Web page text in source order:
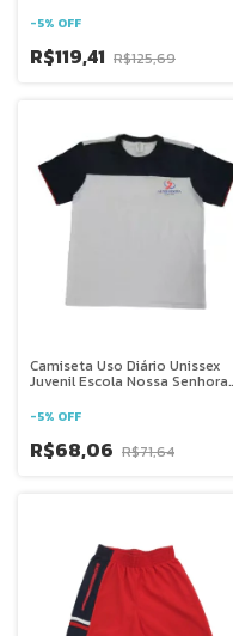
-5% OFF
R$119,41 R$125,69
Camiseta Uso Diário Unissex
Juvenil Escola Nossa Senhora
-5% OFF
R$68,06 R$71,64